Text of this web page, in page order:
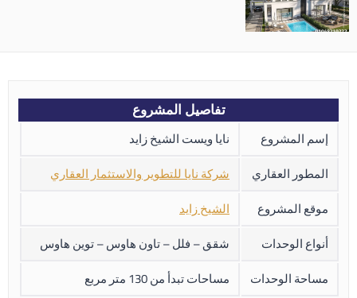
تفاصيل المشروع
إسم المشروع
نايا ويست الشيخ زايد
المطور العقاري
شركة نايا للتطوير والاستثمار العقاري
موقع المشروع
الشيخ زايد
أنواع الوحدات
شقق – فلل – تاون هاوس – توين هاوس
مساحة الوحدات
مساحات تبدأ من 130 متر مربع